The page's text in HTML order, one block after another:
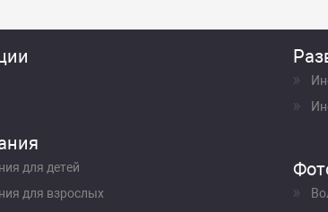
для детей
для взрослых